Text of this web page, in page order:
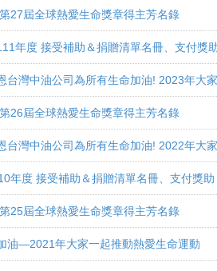
27屆全球熱愛生命獎章得主芳名錄
年度 接受補助＆捐贈清單名冊、支付獎
台灣中油公司為所有生命加油! 2023年大
26屆全球熱愛生命獎章得主芳名錄
台灣中油公司為所有生命加油! 2022年大
年度 接受補助＆捐贈清單名冊、支付獎
25屆全球熱愛生命獎章得主芳名錄
油—2021年大家一起推動熱愛生命運動